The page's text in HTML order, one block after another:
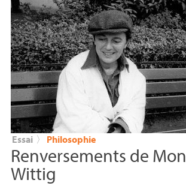
Essai 〉 Philosophie
Renversements de
Wittig